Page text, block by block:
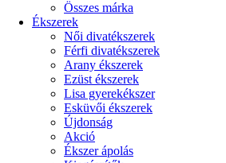
Összes márka
Ékszerek
Női divatékszerek
Férfi divatékszerek
Arany ékszerek
Ezüst ékszerek
Lisa gyerekékszer
Esküvői ékszerek
Újdonság
Akció
Ékszer ápolás